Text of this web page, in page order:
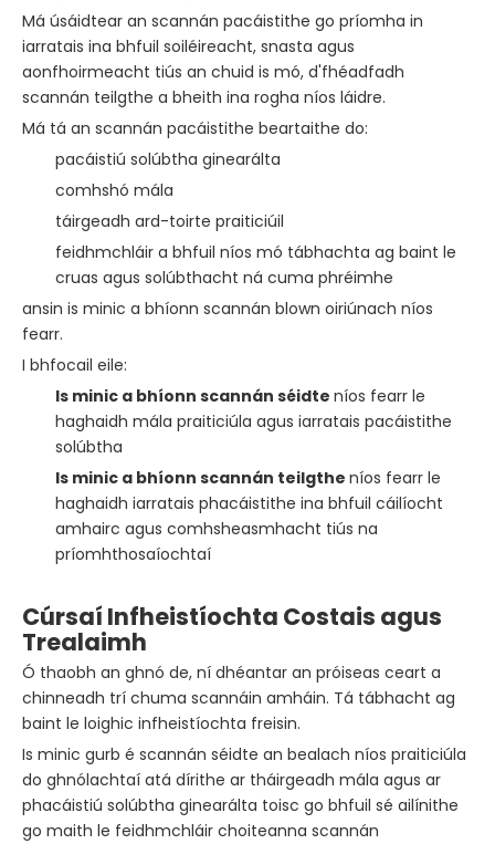
Má úsáidtear an scannán pacáistithe go príomha in
iarratais ina bhfuil soiléireacht, snasta agus
aonfhoirmeacht tiús an chuid is mó, d'fhéadfadh
scannán teilgthe a bheith ina rogha níos láidre.
Má tá an scannán pacáistithe beartaithe do:
pacáistiú solúbtha ginearálta
comhshó mála
táirgeadh ard-toirte praiticiúil
feidhmchláir a bhfuil níos mó tábhachta ag baint le
cruas agus solúbthacht ná cuma phréimhe
ansin is minic a bhíonn scannán blown oiriúnach níos
fearr.
I bhfocail eile:
Is minic a bhíonn scannán séidte níos fearr le
haghaidh mála praiticiúla agus iarratais pacáistithe
solúbtha
Is minic a bhíonn scannán teilgthe níos fearr le
haghaidh iarratais phacáistithe ina bhfuil cáilíocht
amhairc agus comhsheasmhacht tiús na
príomhthosaíochtaí
Cúrsaí Infheistíochta Costais agus
Trealaimh
Ó thaobh an ghnó de, ní dhéantar an próiseas ceart a
chinneadh trí chuma scannáin amháin. Tá tábhacht ag
baint le loighic infheistíochta freisin.
Is minic gurb é scannán séidte an bealach níos praiticiúla
do ghnólachtaí atá dírithe ar tháirgeadh mála agus ar
phacáistiú solúbtha ginearálta toisc go bhfuil sé ailínithe
go maith le feidhmchláir choiteanna scannán